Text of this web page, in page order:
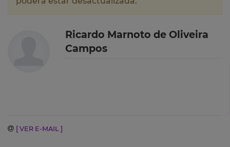
Ricardo Marnoto de Oliveira
Campos
[ VER E-MAIL ]